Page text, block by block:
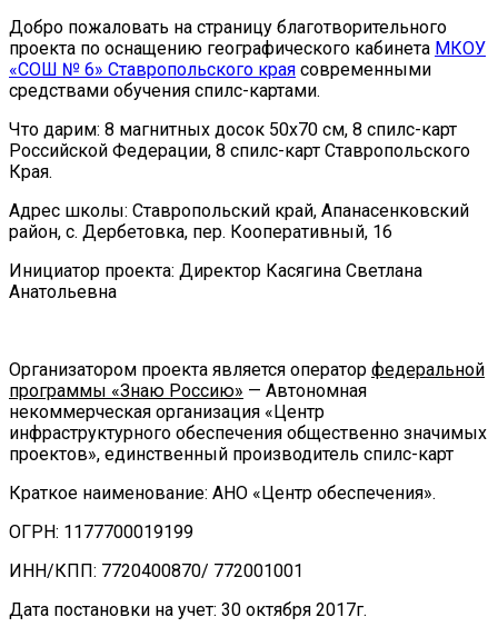
Добро пожаловать на страницу благотворительного
проекта по оснащению географического кабинета МКОУ
«СОШ № 6» Ставропольского края современными
средствами обучения спилс-картами.
Что дарим: 8 магнитных досок 50х70 см, 8 спилс-карт
Российской Федерации, 8 спилс-карт Ставропольского
Края.
Адрес школы: Ставропольский край, Апанасенковский
район, с. Дербетовка, пер. Кооперативный, 16
Инициатор проекта: Директор Касягина Светлана
Анатольевна
Организатором проекта является оператор федеральной
программы «Знаю Россию» — Автономная
некоммерческая организация «Центр
инфраструктурного обеспечения общественно значимых
проектов», единственный производитель спилс-карт
Краткое наименование: АНО «Центр обеспечения».
ОГРН: 1177700019199
ИНН/КПП: 7720400870/ 772001001
Дата постановки на учет: 30 октября 2017г.